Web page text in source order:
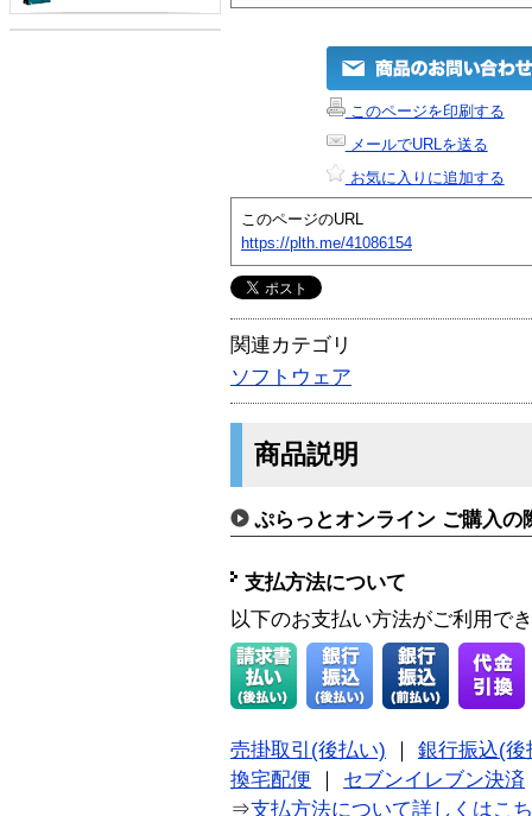
このページを印刷する
メールでURLを送る
お気に入りに追加する
このページのURL
https://plth.me/41086154
関連カテゴリ
ソフトウェア
商品説明
ぷらっとオンライン ご購入の
支払方法について
以下のお支払い方法がご利用で
売掛取引(後払い)
銀行振込(後
換宅配便
セブンイレブン決済
⇒支払方法について詳しくはこ